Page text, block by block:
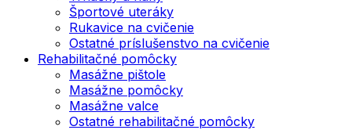
Športové uteráky
Rukavice na cvičenie
Ostatné príslušenstvo na cvičenie
Rehabilitačné pomôcky
Masážne pištole
Masážne pomôcky
Masážne valce
Ostatné rehabilitačné pomôcky